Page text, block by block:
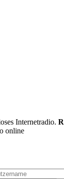
Internetradio.
online